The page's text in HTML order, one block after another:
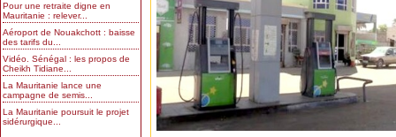
Pour une retraite digne en
Mauritanie : relever...
Aéroport de Nouakchott : baisse
des tarifs du...
Vidéo. Sénégal : les propos de
Cheikh Tidiane...
La Mauritanie lance une
campagne de semis...
La Mauritanie poursuit le projet
sidérurgique...